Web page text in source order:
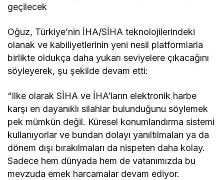
geçilecek
Oğuz, Türkiye’nin İHA/SİHA teknolojilerindeki
olanak ve kabiliyetlerinin yeni nesil platformlarla
birlikte oldukça daha yukarı seviyelere çıkacağını
söyleyerek, şu şekilde devam etti:
“Ilke olarak SİHA ve İHA’ların elektronik harbe
karşı en dayanıklı silahlar bulunduğunu söylemek
pek mümkün değil. Küresel konumlandırma sistemi
kullanıyorlar ve bundan dolayı yanıltılmaları ya da
dönem dışı bırakılmaları da nispeten daha kolay.
Sadece hem dünyada hem de vatanımızda bu
mevzuda emek harcamalar devam ediyor.